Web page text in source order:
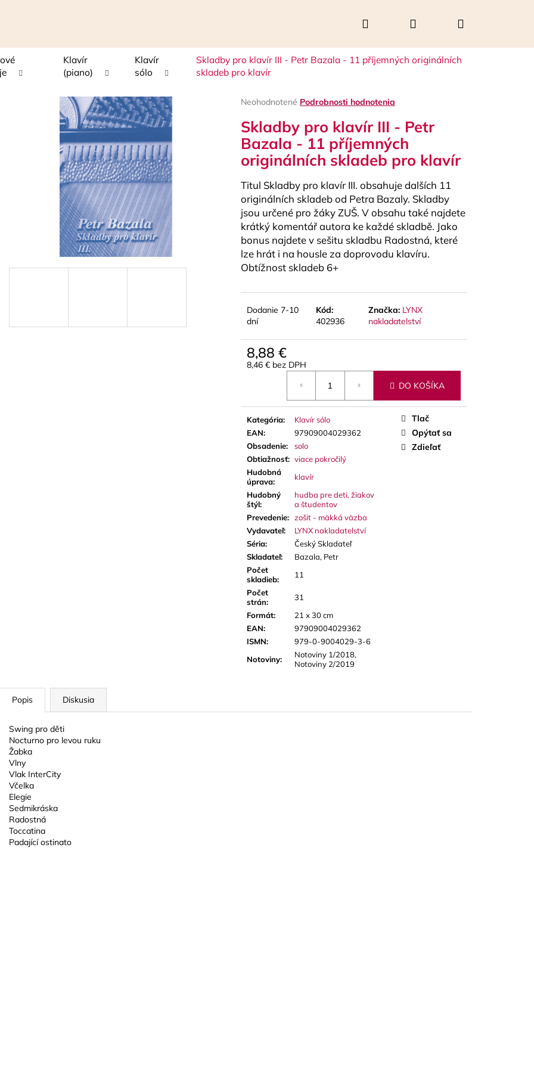
Hľadať PrihlásenieNákupný
Klavír
(piano)
Klavír
sólo
Skladby pro klavír III - Petr Bazala - 11 příjemných originálních
skladeb pro klavír
Priemerné
produktu
je
0,0
z
5
hviezdičiek.
Neohodnotené Podrobnosti hodnotenia
Skladby pro klavír III - Petr
Bazala - 11 příjemných
originálních skladeb pro klavír
Titul Skladby pro klavír III. obsahuje dalších 11
originálních skladeb od Petra Bazaly. Skladby
jsou určené pro žáky ZUŠ. V obsahu také najdete
krátký komentář autora ke každé skladbě. Jako
bonus najdete v sešitu skladbu Radostná, které
lze hrát i na housle za doprovodu klavíru.
Obtížnost skladeb 6+
Dodanie 7-10
dní
Kód:
402936
Značka: LYNX
nakladatelství
8,88 €
8,46 € bez DPH
DO KOŠÍKA
Kategória:
Klavír sólo
EAN:
97909004029362
Obsadenie:
solo
Obtiažnosť: viace pokročilý
Hudobná
úprava:
klavír
Hudobný
štýl:
hudba pre deti, žiakov
a študentov
Prevedenie: zošit - mäkká väzba
Vydavateľ:
LYNX nakladatelství
Séria:
Český Skladateľ
Skladateľ:
Bazala, Petr
Počet
skladieb:
11
Počet
strán:
31
Formát:
21 x 30 cm
EAN:
97909004029362
ISMN:
979-0-9004029-3-6
Notoviny:
Notoviny 1/2018,
Notoviny 2/2019
Tlač
Opýtať sa
Zdieľať
Popis Diskusia
Swing pro děti
Nocturno pro levou ruku
Žabka
Vlny
Vlak InterCity
Včelka
Elegie
Sedmikráska
Radostná
Toccatina
Padající ostinato
Čo potrebujete nájsť?
HĽADAŤ
Odporúčame
Nasledujúce
JUICE VALVE OIL - OLEJ NA
VANDOREN JAVA RED CUT PLÁTKY